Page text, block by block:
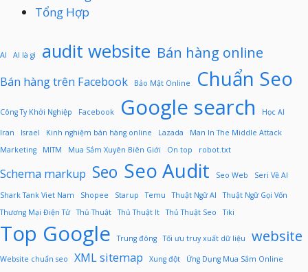
Tổng Hợp
AI AI là gì audit website Bán hàng online
Bán hàng trên Facebook Bảo Mật Online Chuẩn Seo
Công Ty Khởi Nghiệp Facebook Google search Học AI
Iran Israel Kinh nghiệm bán hàng online Lazada
Man In The Middle Attack
Marketing
MITM Mua Sắm Xuyên Biên Giới On top robot.txt
Schema markup Seo Seo Audit Seo Web Seri Về AI
Shark Tank Viet Nam Shopee Starup Temu Thuật Ngữ AI
Thuật Ngữ Gọi Vốn
Thương Mại Điện Tử
Thủ Thuật Thủ Thuật It Thủ Thuật Seo Tiki
Top Google Trung đông Tối ưu truy xuất dữ liệu website
Website chuẩn seo XML sitemap Xung đột Ứng Dụng Mua Sắm Online